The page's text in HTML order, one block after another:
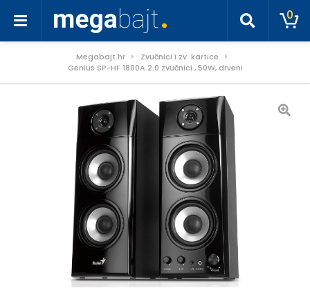
0
Megabajt.hr
Zvučnici i zv. kartice
Genius SP-HF 1800A 2.0 zvučnici , 50W, drveni